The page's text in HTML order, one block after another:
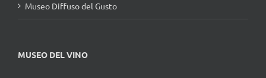
Museo Diffuso del Gusto
MUSEO DEL VINO